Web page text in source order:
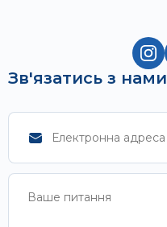
Зв'язатись з нами